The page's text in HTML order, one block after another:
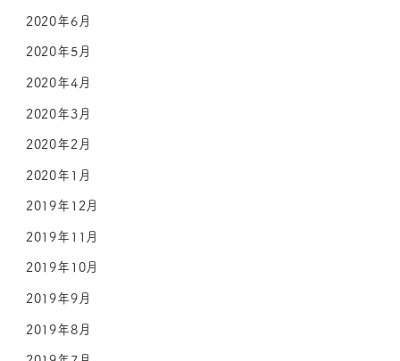
2020年6月
2020年5月
2020年4月
2020年3月
2020年2月
2020年1月
2019年12月
2019年11月
2019年10月
2019年9月
2019年8月